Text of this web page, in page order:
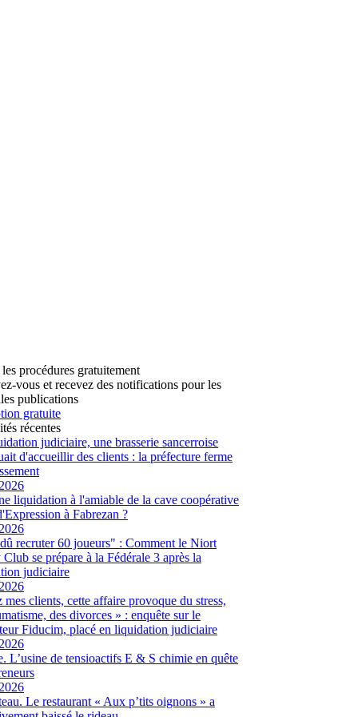
procédures gratuitement
vous et recevez des notifications pour les
publications
gratuite
récentes
judiciaire, une brasserie sancerroise
d'accueillir des clients : la préfecture ferme
liquidation à l'amiable de la cave coopérative
à Fabrezan ?
recruter 60 joueurs" : Comment le Niort
se prépare à la Fédérale 3 après la
judiciaire
mes clients, cette affaire provoque du stress,
des divorces » : enquête sur le
Fiducim, placé en liquidation judiciaire
L’usine de tensioactifs E & S chimie en quête
Le restaurant « Aux p’tits oignons » a